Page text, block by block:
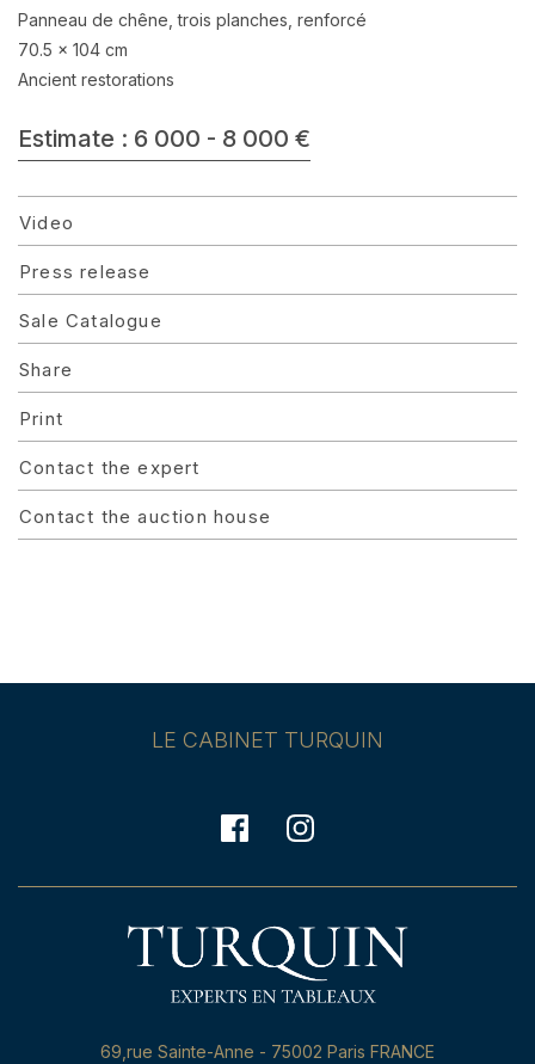
Panneau de chêne, trois planches, renforcé
70.5 x 104 cm
Ancient restorations
Estimate : 6 000 - 8 000 €
Video
Press release
Sale Catalogue
Share
Print
Contact the expert
Contact the auction house
LE CABINET TURQUIN
69,rue Sainte-Anne - 75002 Paris FRANCE